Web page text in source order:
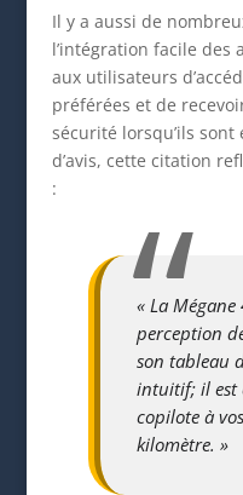
Il y a aussi de
l’intégration facile
aux utilisateurs
préférées et de
sécurité lorsqu’ils
d’avis, cette citation
:
« La
perception
son tableau
intuitif; il est
copilote à
kilomètre. »